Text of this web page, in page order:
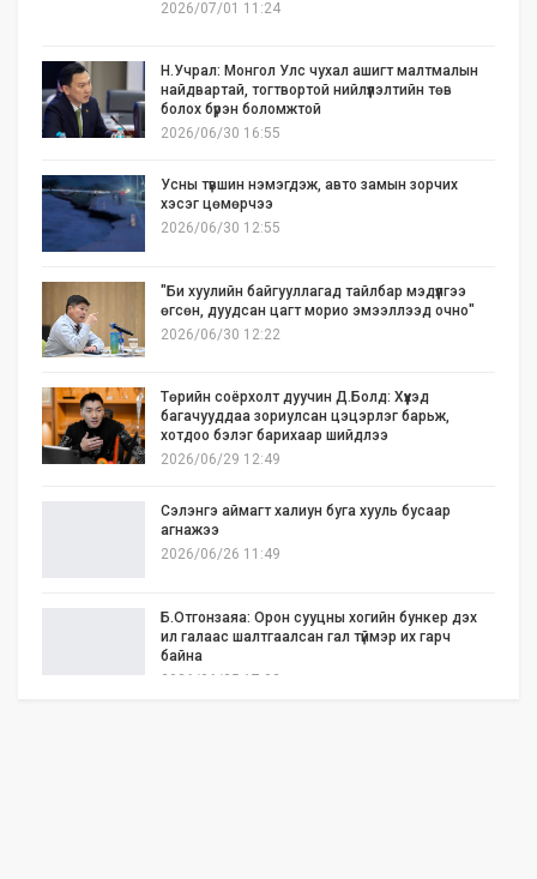
2026/07/01 11:24
Н.Учрал: Монгол Улс чухал ашигт малтмалын
найдвартай, тогтвортой нийлүүлэлтийн төв
болох бүрэн боломжтой
2026/06/30 16:55
Усны түвшин нэмэгдэж, авто замын зорчих
хэсэг цөмөрчээ
2026/06/30 12:55
"Би хуулийн байгууллагад тайлбар мэдүүлгээ
өгсөн, дуудсан цагт морио эмээллээд очно"
2026/06/30 12:22
Төрийн соёрхолт дуучин Д.Болд: Хүүхэд
багачууддаа зориулсан цэцэрлэг барьж,
хотдоо бэлэг барихаар шийдлээ
2026/06/29 12:49
Сэлэнгэ аймагт халиун буга хууль бусаар
агнажээ
2026/06/26 11:49
Б.Отгонзаяа: Орон сууцны хогийн бункер дэх
ил галаас шалтгаалсан гал түймэр их гарч
байна
2026/06/25 17:02